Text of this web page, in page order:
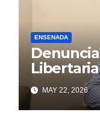
ENSENADA
obra que
MAY 22, 2026